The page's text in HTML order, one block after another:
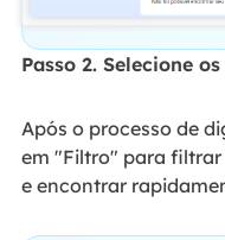
Passo 2. Selecione
Após o processo de
em "Filtro" para
e encontrar